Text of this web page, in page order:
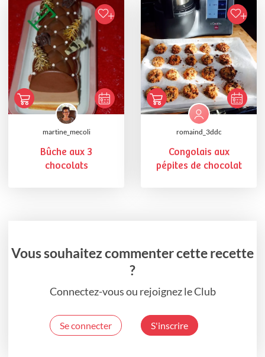
martine_mecoli
Bûche aux 3
chocolats
romaind_3ddc
Congolais aux
pépites de chocolat
Vous souhaitez commenter cette recette
?
Connectez-vous ou rejoignez le Club
Se connecter S'inscrire